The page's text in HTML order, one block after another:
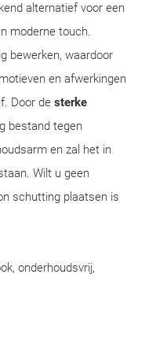
alternatief voor een
moderne touch.
bewerken, waardoor
en afwerkingen
Door de sterke
bestand tegen
en zal het in
Wilt u geen
schutting plaatsen is
onderhoudsvrij,